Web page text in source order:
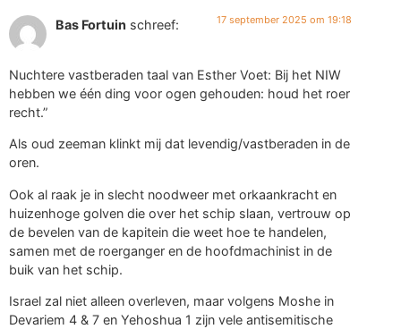
Bas Fortuin schreef: 17 september 2025 om 19:18
Nuchtere vastberaden taal van Esther Voet: Bij het NIW
hebben we één ding voor ogen gehouden: houd het roer
recht.”
Als oud zeeman klinkt mij dat levendig/vastberaden in de
oren.
Ook al raak je in slecht noodweer met orkaankracht en
huizenhoge golven die over het schip slaan, vertrouw op
de bevelen van de kapitein die weet hoe te handelen,
samen met de roerganger en de hoofdmachinist in de
buik van het schip.
Israel zal niet alleen overleven, maar volgens Moshe in
Devariem 4 & 7 en Yehoshua 1 zijn vele antisemitische